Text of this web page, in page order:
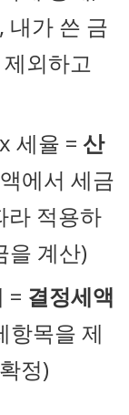
내가 쓴 금
외하고
세율 = 산
에서 세금
라 적용하
을 계산)
= 결정세액
항목을 제
정)